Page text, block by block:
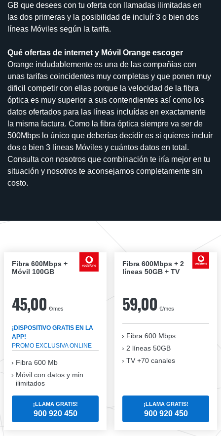
GB que desees con tu oferta con llamadas ilimitadas en
las dos primeras y la posibilidad de incluír 3 o bien dos
líneas Móviles según la tarifa.
Qué ofertas de internet y Móvil Orange escoger
Orange indudablemente es una de las compañías con
unas tarifas coincidentes muy completas y que ponen muy
dificil competir con ellas porque la velocidad de la fibra
óptica es muy superior a sus contendientes así como los
datos ofertados para las líneas incluídas en exactamente
la misma factura. Como la fibra óptica siempre va ser de
500Mbps lo único que deberías decidir es si quieres incluír
dos o bien 3 líneas Móviles y cuántos datos en total.
Consulta con nosotros que combinación te iría mejor en tu
situación y nosotros te aconsejamos completamente sin
costo.
Fibra 600Mbps +
Móvil 100GB
45,00 €/mes
¡DISPOSITIVO GRATIS EN LA
APP!
PROMO EXCLUSIVA ONLINE
Fibra 600 Mb
Móvil con datos y min.
ilimitados
¡LLAMA GRATIS!
900 920 450
Fibra 600Mbps + 2
líneas 50GB + TV
59,00 €/mes
Fibra 600 Mbps
2 líneas 50GB
TV +70 canales
¡LLAMA GRATIS!
900 920 450